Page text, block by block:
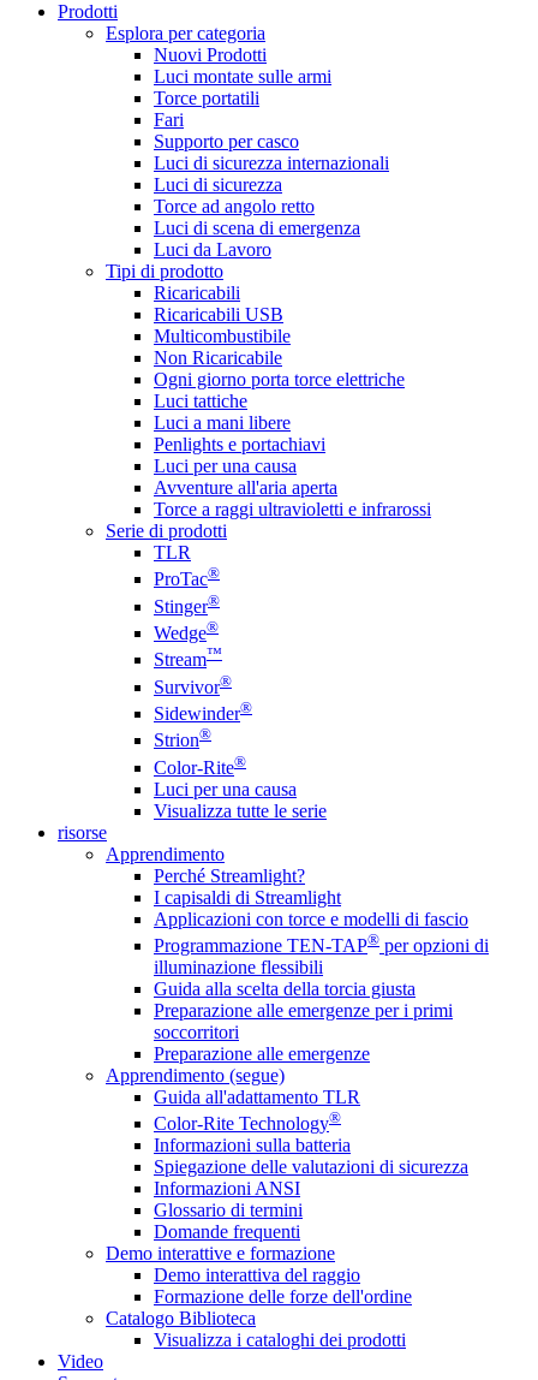
Prodotti
Esplora per categoria
Nuovi Prodotti
Luci montate sulle armi
Torce portatili
Fari
Supporto per casco
Luci di sicurezza internazionali
Luci di sicurezza
Torce ad angolo retto
Luci di scena di emergenza
Luci da Lavoro
Tipi di prodotto
Ricaricabili
Ricaricabili USB
Multicombustibile
Non Ricaricabile
Ogni giorno porta torce elettriche
Luci tattiche
Luci a mani libere
Penlights e portachiavi
Luci per una causa
Avventure all'aria aperta
Torce a raggi ultravioletti e infrarossi
Serie di prodotti
TLR
ProTac®
Stinger®
Wedge®
Stream™
Survivor®
Sidewinder®
Strion®
Color-Rite®
Luci per una causa
Visualizza tutte le serie
risorse
Apprendimento
Perché Streamlight?
I capisaldi di Streamlight
Applicazioni con torce e modelli di fascio
Programmazione TEN-TAP® per opzioni di
illuminazione flessibili
Guida alla scelta della torcia giusta
Preparazione alle emergenze per i primi
soccorritori
Preparazione alle emergenze
Apprendimento (segue)
Guida all'adattamento TLR
Color-Rite Technology®
Informazioni sulla batteria
Spiegazione delle valutazioni di sicurezza
Informazioni ANSI
Glossario di termini
Domande frequenti
Demo interattive e formazione
Demo interattiva del raggio
Formazione delle forze dell'ordine
Catalogo Biblioteca
Visualizza i cataloghi dei prodotti
Video